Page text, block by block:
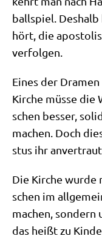
ball­spiel.
hört, die
verfolgen.
Eines der
Kir­che müs­se die
schen bes­ser,
machen. Doch
stus ihr
Die Kir­che
schen im
machen, son­dern
das heißt zu